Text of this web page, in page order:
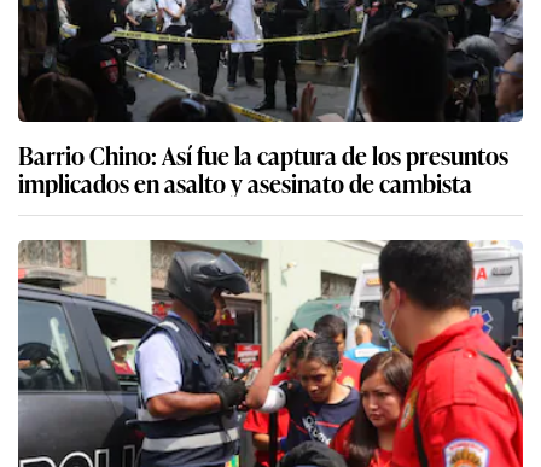
Barrio Chino: Así fue la captura de los presuntos
implicados en asalto y asesinato de cambista